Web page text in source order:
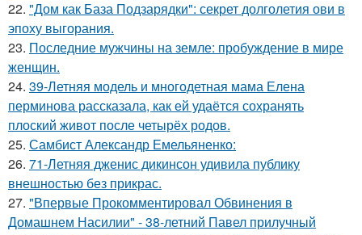
22. "Дом как База Подзарядки": секрет долголетия ови в
эпоху выгорания.
23. Последние мужчины на земле: пробуждение в мире
женщин.
24. 39-Летняя модель и многодетная мама Елена
перминова рассказала, как ей удаётся сохранять
плоский живот после четырёх родов.
25. Самбист Александр Емельяненко:
26. 71-Летняя дженис дикинсон удивила публику
внешностью без прикрас.
27. "Впервые Прокомментировал Обвинения в
Домашнем Насилии" - 38-летний Павел прилучный